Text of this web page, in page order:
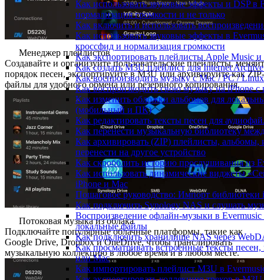
Как использовать звуковые эффекты и DSP в
нормализация громкости и не только
Как включить и использовать
Как использовать звуковые эффекты в
кроссфид и нормализация громкости
Как экспортировать плейлисты Apple Music
Как создать M3U плейлист для Internet
Как воспроизводить музыку с Mac / PC /
Как воспроизводить свою музыку на iPhone
Как изменить обложки альбомов для
(мобильный и ПК)
Как редактировать тексты песен для
Как перенести музыкальную библиотеку
Как архивировать (ZIP) плейлисты,
перенести на другое устройство
Как скробблить историю прослушивания из
Как использовать динамические виджеты
iPhone и Mac
Пошаговое руководство: Импорт библиотеки
Как подключить Synology NAS и слушать
Воспроизведение офлайн-музыки в
локальные файлы
Как подключить хранилище NAS через
Как просматривать встроенные тексты
или Mac
Как импортировать плейлист M3U в
Менеджер плейлистов
Создавайте и организуйте пользовательские плейлисты,
порядок песен, экспортируйте в M3U или архивируйте как ZIP-
файлы для удобного обмена или резервного копирования.
Потоковая музыка из облака
Подключайте популярные облачные платформы, такие как
Google Drive, Dropbox и OneDrive, чтобы транслировать
музыкальную коллекцию в любое время и в любом месте.